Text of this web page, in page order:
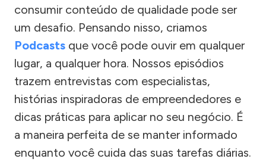
consumir conteúdo de qualidade pode ser
um desafio. Pensando nisso, criamos
Podcasts que você pode ouvir em qualquer
lugar, a qualquer hora. Nossos episódios
trazem entrevistas com especialistas,
histórias inspiradoras de empreendedores e
dicas práticas para aplicar no seu negócio. É
a maneira perfeita de se manter informado
enquanto você cuida das suas tarefas diárias.